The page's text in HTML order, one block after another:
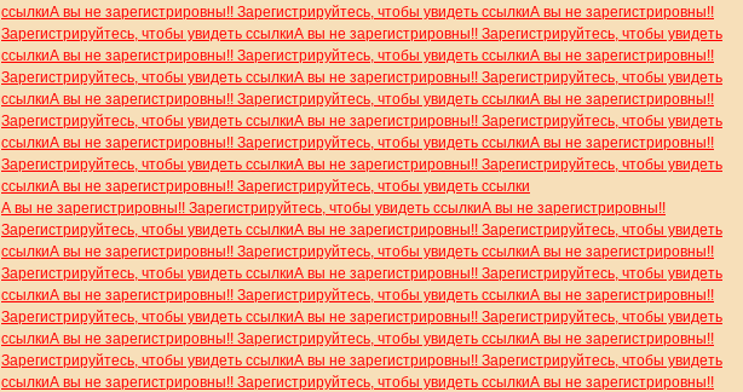
ссылкиА вы не зарегистрировны!! Зарегистрируйтесь, чтобы увидеть ссылкиА вы не зарегистрировны!!
Зарегистрируйтесь, чтобы увидеть ссылкиА вы не зарегистрировны!! Зарегистрируйтесь, чтобы увидеть
ссылкиА вы не зарегистрировны!! Зарегистрируйтесь, чтобы увидеть ссылкиА вы не зарегистрировны!!
Зарегистрируйтесь, чтобы увидеть ссылкиА вы не зарегистрировны!! Зарегистрируйтесь, чтобы увидеть
ссылкиА вы не зарегистрировны!! Зарегистрируйтесь, чтобы увидеть ссылкиА вы не зарегистрировны!!
Зарегистрируйтесь, чтобы увидеть ссылкиА вы не зарегистрировны!! Зарегистрируйтесь, чтобы увидеть
ссылкиА вы не зарегистрировны!! Зарегистрируйтесь, чтобы увидеть ссылкиА вы не зарегистрировны!!
Зарегистрируйтесь, чтобы увидеть ссылкиА вы не зарегистрировны!! Зарегистрируйтесь, чтобы увидеть
ссылкиА вы не зарегистрировны!! Зарегистрируйтесь, чтобы увидеть ссылки
А вы не зарегистрировны!! Зарегистрируйтесь, чтобы увидеть ссылкиА вы не зарегистрировны!!
Зарегистрируйтесь, чтобы увидеть ссылкиА вы не зарегистрировны!! Зарегистрируйтесь, чтобы увидеть
ссылкиА вы не зарегистрировны!! Зарегистрируйтесь, чтобы увидеть ссылкиА вы не зарегистрировны!!
Зарегистрируйтесь, чтобы увидеть ссылкиА вы не зарегистрировны!! Зарегистрируйтесь, чтобы увидеть
ссылкиА вы не зарегистрировны!! Зарегистрируйтесь, чтобы увидеть ссылкиА вы не зарегистрировны!!
Зарегистрируйтесь, чтобы увидеть ссылкиА вы не зарегистрировны!! Зарегистрируйтесь, чтобы увидеть
ссылкиА вы не зарегистрировны!! Зарегистрируйтесь, чтобы увидеть ссылкиА вы не зарегистрировны!!
Зарегистрируйтесь, чтобы увидеть ссылкиА вы не зарегистрировны!! Зарегистрируйтесь, чтобы увидеть
ссылкиА вы не зарегистрировны!! Зарегистрируйтесь, чтобы увидеть ссылкиА вы не зарегистрировны!!